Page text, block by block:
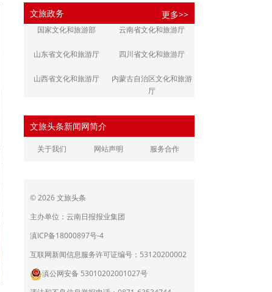
江南都市报 潇湘晨报
文旅政务 更多>>
国家文化和旅游部 云南省文化和旅游厅
山东省文化和旅游厅 四川省文化和旅游厅
山西省文化和旅游厅
内蒙古自治区文化和旅游
厅
浙江省文化和旅游厅
江西省文化和旅游厅 河南省文化和旅游厅
广东省文化和旅游厅
育厅
陕西省文化和旅游厅 甘肃省文化和旅游厅
青海省文化和旅游厅
宁夏回族自治区文化和旅
文旅头条新闻网简介
关于我们 网站声明 服务合作
© 2026 文旅头条
主办单位：云南日报报业集团
滇ICP备18000897号-4
互联网新闻信息服务许可证编号：53120200002
滇公网安备 53010202001027号